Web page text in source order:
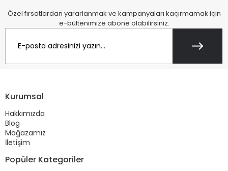
Özel fırsatlardan yararlanmak ve kampanyaları kaçırmamak için
e-bültenimize abone olabilirsiniz.
Kurumsal
Hakkımızda
Blog
Mağazamız
İletişim
Popüler Kategoriler